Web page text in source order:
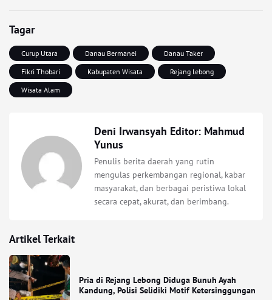
Tagar
Curup Utara Danau Bermanei
Danau Taker
Fikri Thobari
Kabupaten Wisata
Rejang lebong
Wisata Alam
Deni Irwansyah Editor: Mahmud
Yunus
Penulis berita daerah yang rutin
mengulas perkembangan regional, kabar
masyarakat, dan berbagai peristiwa lokal
secara cepat, akurat, dan berimbang.
Artikel Terkait
Pria di Rejang Lebong Diduga Bunuh Ayah
Kandung, Polisi Selidiki Motif Ketersinggungan